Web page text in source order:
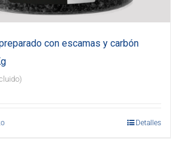
con escamas y carbón
Detalles